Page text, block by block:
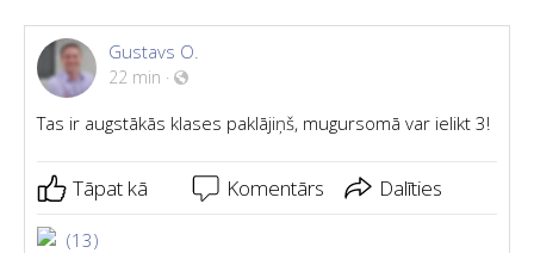
Gustavs O.
22 min ·
Tas ir augstākās klases paklājiņš, mugursomā var ielikt 3!
Tāpat kā Komentārs Dalīties
(13)